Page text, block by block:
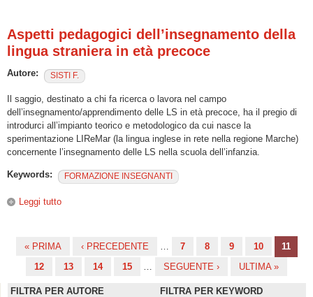
Aspetti pedagogici dell’insegnamento della
lingua straniera in età precoce
Autore: SISTI F.
Il saggio, destinato a chi fa ricerca o lavora nel campo
dell’insegnamento/apprendimento delle LS in età precoce, ha il pregio di
introdurci all’impianto teorico e metodologico da cui nasce la
sperimentazione LIReMar (la lingua inglese in rete nella regione Marche)
concernente l’insegnamento delle LS nella scuola dell’infanzia.
Keywords: FORMAZIONE INSEGNANTI
Leggi tutto
« PRIMA ‹ PRECEDENTE 7 8 9 10
11
12
13 14 15 SEGUENTE › ULTIMA »
FILTRA PER AUTORE FILTRA PER KEYWORD